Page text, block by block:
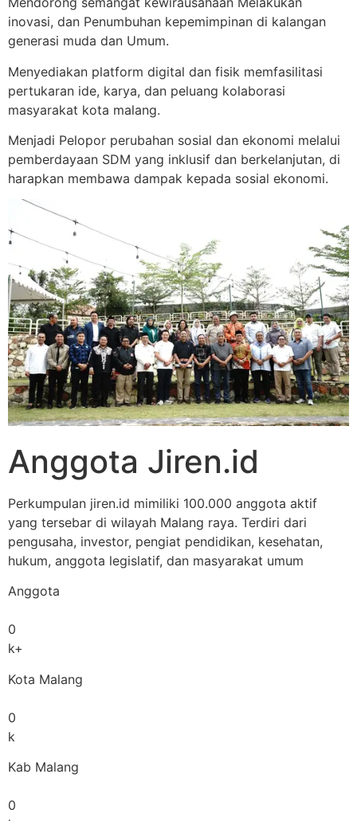
inovasi, dan Penumbuhan kepemimpinan di kalangan
generasi muda dan Umum.
Menyediakan platform digital dan fisik memfasilitasi
pertukaran ide, karya, dan peluang kolaborasi
masyarakat kota malang.
Menjadi Pelopor perubahan sosial dan ekonomi melalui
pemberdayaan SDM yang inklusif dan berkelanjutan, di
harapkan membawa dampak kepada sosial ekonomi.
Anggota Jiren.id
Perkumpulan jiren.id mimiliki 100.000 anggota aktif
yang tersebar di wilayah Malang raya. Terdiri dari
pengusaha, investor, pengiat pendidikan, kesehatan,
hukum, anggota legislatif, dan masyarakat umum
Anggota
0
k+
Kota Malang
0
k
Kab Malang
0